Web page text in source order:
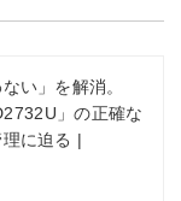
い」を解消。
」の正確な
に迫る |